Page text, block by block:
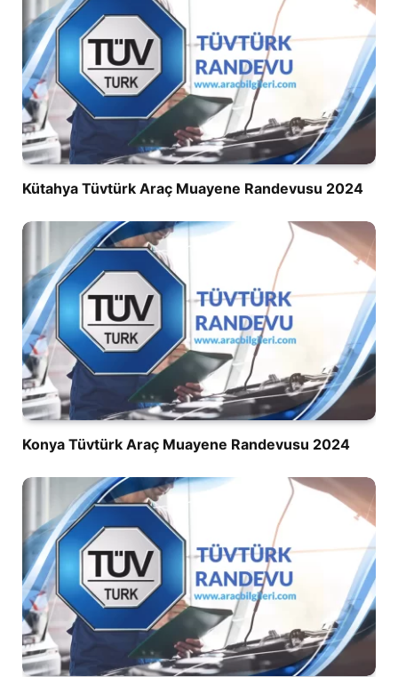
Kütahya Tüvtürk Araç Muayene Randevusu 2024
Konya Tüvtürk Araç Muayene Randevusu 2024